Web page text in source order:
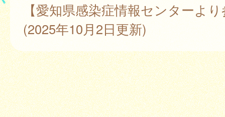
【愛知県感染症情報センターよ
(2025年10月2日更新)